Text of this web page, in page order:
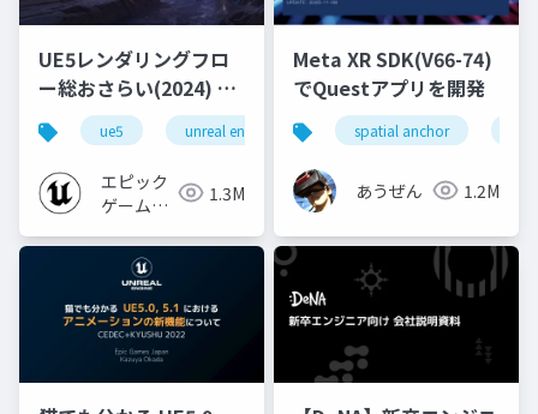
UE5レンダリングフロ
ー総おさらい(2024) 基
礎編！
[CEDEC+KYUSHU
2024]
ue5 unreal engine ue-rendering
エピック
ゲームズ
1.3M
Meta XR SDK(V66-74)
でQuestアプリを開発
spatial anchor
あうぜん 1.2M